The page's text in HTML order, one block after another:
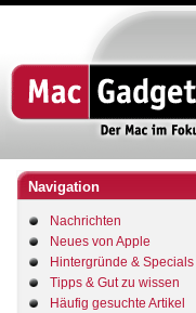
Navigation
Nachrichten
Neues von Apple
Hintergründe & Specials
Tipps & Gut zu wissen
Häufig gesuchte Artikel